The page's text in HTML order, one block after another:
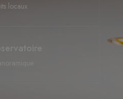
locaux